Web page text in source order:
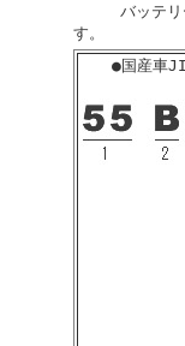
バッテリー
す。
●国産車